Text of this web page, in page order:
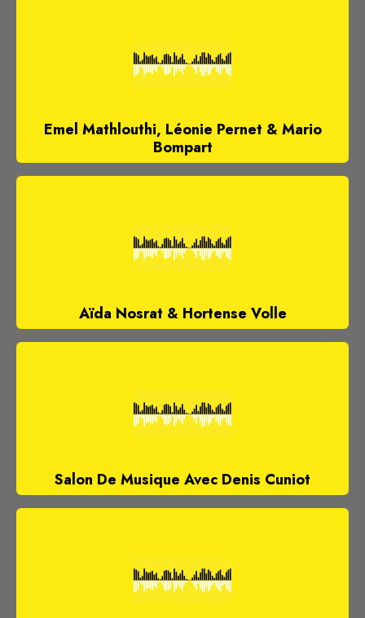
Emel Mathlouthi, Léonie Pernet & Mario
Bompart
Aïda Nosrat & Hortense Volle
Salon De Musique Avec Denis Cuniot